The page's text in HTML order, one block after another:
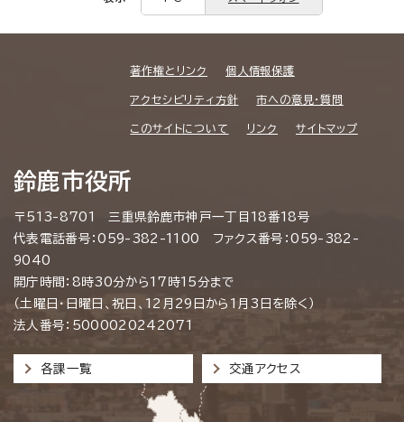
著作権とリンク 個人情報保護
アクセシビリティ方針 市への意見・質問
このサイトについて リンク サイトマップ
鈴鹿市役所
〒513-8701 三重県鈴鹿市神戸一丁目18番18号
代表電話番号：059-382-1100 ファクス番号：059-382-
9040
開庁時間：8時30分から17時15分まで
（土曜日・日曜日、祝日、12月29日から1月3日を除く）
法人番号：5000020242071
各課一覧 交通アクセス